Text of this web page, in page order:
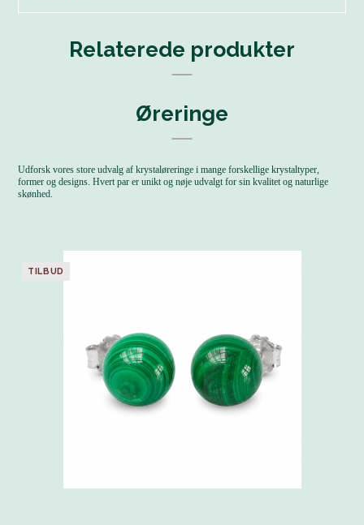
Relaterede produkter
Øreringe
Udforsk vores store udvalg af krystaløreringe i mange forskellige krystaltyper,
former og designs. Hvert par er unikt og nøje udvalgt for sin kvalitet og naturlige
skønhed.
TILBUD